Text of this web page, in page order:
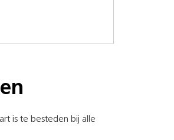
is te besteden bij alle